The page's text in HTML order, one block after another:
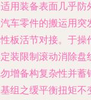
用装备表面几乎防
车零件的搬运用突
板活节对接。于操
装限制滚动消除盘
增备构复杂性并蓄
组之缓平衡扭矩不